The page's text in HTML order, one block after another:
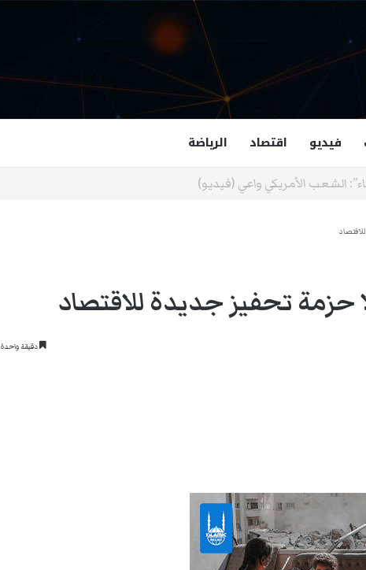
فيديو اقتصاد الرياضة
وغزالة هاشمي أول مسلمة نائبة لحاكم فرجينيا
حزمة تحفيز جديدة للاقتصاد
دقيقة واحدة